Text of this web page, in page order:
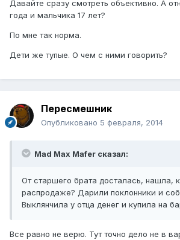
Давайте сразу смотреть объективно. А
года и мальчика 17 лет?
По мне так норма.
Дети же тупые. О чем с ними говорить?
Пересмешник
Опубликовано 5 февраля, 2014
Mad Max Mafer сказал:
От старшего брата досталась, нашла,
распродаже? Дарили поклонники и
Выклянчила у отца денег и купила на
Все равно не верю. Тут точно дело не в